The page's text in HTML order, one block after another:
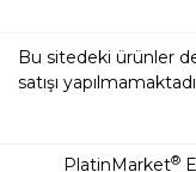
Bu sitedeki ürünler
satışı
PlatinMarket®